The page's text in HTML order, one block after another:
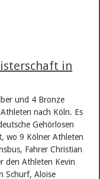
in
und 4 Bronze
nach Köln. Es
Gehörlosen
wo 9 Kölner Athleten
Fahrer Christian
den Athleten Kevin
Schurf, Aloise